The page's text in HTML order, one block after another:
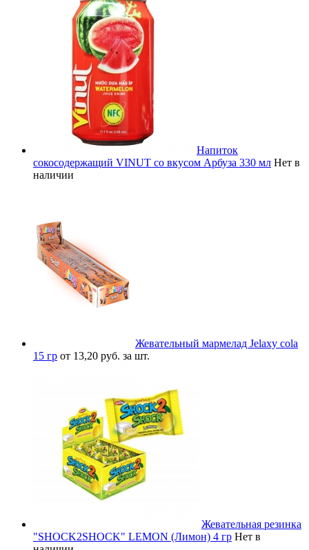
Напиток
сокосодержащий VINUT со вкусом Арбуза 330 мл Нет в
наличии
Жевательный мармелад Jelaxy cola
15 гр от 13,20 руб. за шт.
Жевательная резинка
"SHOCK2SHOCK" LEMON (Лимон) 4 гр Нет в